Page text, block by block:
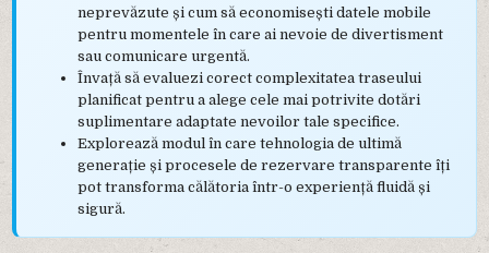
neprevăzute și cum să economisești datele mobile
pentru momentele în care ai nevoie de divertisment
sau comunicare urgentă.
Învață să evaluezi corect complexitatea traseului
planificat pentru a alege cele mai potrivite dotări
suplimentare adaptate nevoilor tale specifice.
Explorează modul în care tehnologia de ultimă
generație și procesele de rezervare transparente îți
pot transforma călătoria într-o experiență fluidă și
sigură.